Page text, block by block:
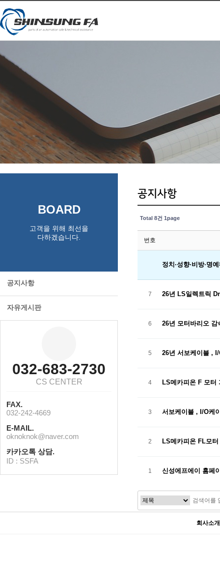
BOARD
고객을 위해 최선을
다하겠습니다.
공지사항
자유게시판
032-683-2730
CS CENTER
FAX.
032-242-4669
E-MAIL.
oknoknok@naver.com
카카오톡 상담.
ID : SSFA
공지사항
Total 8건 1page
번호
정치·성향·비방·명
7 26년 LS일렉트릭
6 26년 모터바리오
5 26년 서보케이블 ,
4 LS메카피온 F 모
3 서보케이블 , I/O케
2 LS메카피온 FL모
1 신성에프에이 홈페
회사소개